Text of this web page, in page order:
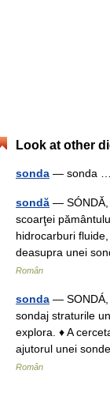
Look at other
sonda — sonda
sondă — SÓNDĂ,
scoarţei
hidrocarburi
deasupra unei
Român
sonda — SONDÁ,
sondaj straturile
explora. ♦ A
ajutorul unei
Român